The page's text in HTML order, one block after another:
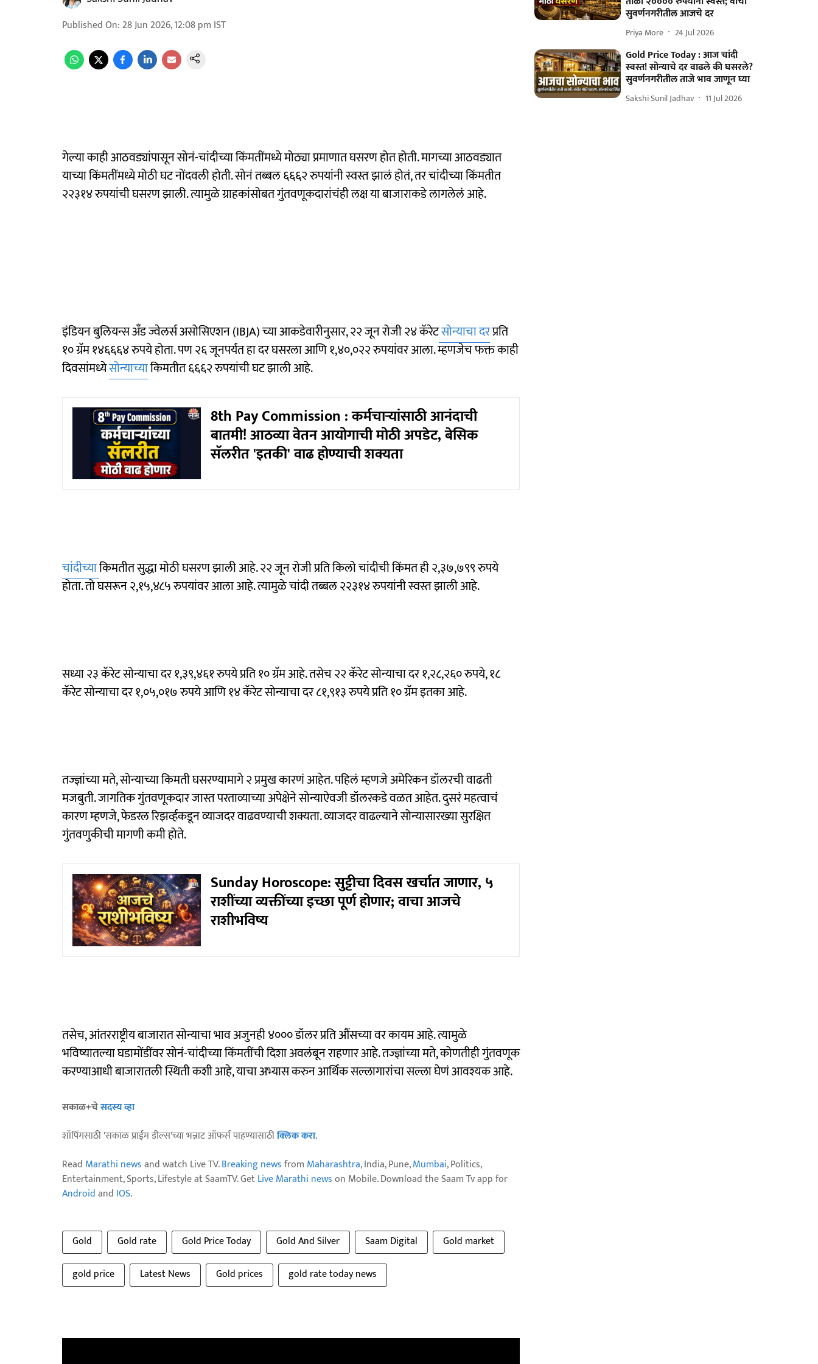
Published On: 28 Jun 2026, 12:08 pm IST
गेल्या काही आठवड्यांपासून सोनं-चांदीच्या किंमतींमध्ये मोठ्या प्रमाणात घसरण होत होती. मागच्या आठवड्यात
याच्या किंमतींमध्ये मोठी घट नोंदवली होती. सोनं तब्बल ६६६२ रुपयांनी स्वस्त झालं होतं, तर चांदीच्या किंमतीत
२२३१४ रुपयांची घसरण झाली. त्यामुळे ग्राहकांसोबत गुंतवणूकदारांचंही लक्ष या बाजाराकडे लागलेलं आहे.
इंडियन बुलियन्स अँड ज्वेलर्स असोसिएशन (IBJA) च्या आकडेवारीनुसार, २२ जून रोजी २४ कॅरेटसोन्याचा दरप्रति
१० ग्रॅम १४६६६४ रुपये होता. पण २६ जूनपर्यंत हा दर घसरला आणि १,४०,०२२ रुपयांवर आला. म्हणजेच फक्त काही
दिवसांमध्येसोन्याच्याकिमतीत ६६६२ रुपयांची घट झाली आहे.
8th Pay Commission : कर्मचाऱ्यांसाठी आनंदाची
बातमी! आठव्या वेतन आयोगाची मोठी अपडेट, बेसिक
सॅलरीत 'इतकी' वाढ होण्याची शक्यता
चांदीच्याकिमतीत सुद्धा मोठी घसरण झाली आहे. २२ जून रोजी प्रति किलो चांदीची किंमत ही २,३७,७९९ रुपये
होता. तो घसरून २,१५,४८५ रुपयांवर आला आहे. त्यामुळे चांदी तब्बल २२३१४ रुपयांनी स्वस्त झाली आहे.
सध्या २३ कॅरेट सोन्याचा दर १,३९,४६१ रुपये प्रति १० ग्रॅम आहे. तसेच २२ कॅरेट सोन्याचा दर १,२८,२६० रुपये, १८
कॅरेट सोन्याचा दर १,०५,०१७ रुपये आणि १४ कॅरेट सोन्याचा दर ८१,९१३ रुपये प्रति १० ग्रॅम इतका आहे.
तज्ज्ञांच्या मते, सोन्याच्या किमती घसरण्यामागे २ प्रमुख कारणं आहेत. पहिलं म्हणजे अमेरिकन डॉलरची वाढती
मजबुती. जागतिक गुंतवणूकदार जास्त परताव्याच्या अपेक्षेने सोन्याऐवजी डॉलरकडे वळत आहेत. दुसरं महत्वाचं
कारण म्हणजे, फेडरल रिझर्व्हकडून व्याजदर वाढवण्याची शक्यता. व्याजदर वाढल्याने सोन्यासारख्या सुरक्षित
गुंतवणुकीची मागणी कमी होते.
Sunday Horoscope: सुट्टीचा दिवस खर्चात जाणार, ५
राशींच्या व्यक्तींच्या इच्छा पूर्ण होणार; वाचा आजचे
राशीभविष्य
तसेच, आंतरराष्ट्रीय बाजारात सोन्याचा भाव अजुनही ४००० डॉलर प्रति औंसच्या वर कायम आहे. त्यामुळे
भविष्यातल्या घडामोंडींवर सोनं-चांदीच्या किंमतींची दिशा अवलंबून राहणार आहे. तज्ज्ञांच्या मते, कोणतीही गुंतवणूक
करण्याआधी बाजारातली स्थिती कशी आहे, याचा अभ्यास करुन आर्थिक सल्लागारांचा सल्ला घेणं आवश्यक आहे.
सकाळ+चेसदस्य व्हा
शॉपिंगसाठी 'सकाळ प्राईम डील्स'च्या भन्नाट ऑफर्स पाहण्यासाठीक्लिक करा.
Read Marathi newsand watch Live TV.Breaking newsfrom Maharashtra, India, Pune,Mumbai, Politics,
Entertainment, Sports, Lifestyle at SaamTV. GetLive Marathi newson Mobile. Download the Saam Tv app for
Androidand IOS.
Gold Gold rate Gold Price Today Gold And Silver Saam Digital
Gold market
gold price
Latest News Gold prices gold rate today news
सुवर्णनगरीतील आजचे दर
Priya More 24 Jul 2026
Gold Price Today : आज चांदी
स्वस्त! सोन्याचे दर वाढले की घसरले?
सुवर्णनगरीतील ताजे भाव जाणून घ्या
Sakshi Sunil Jadhav 11 Jul 2026